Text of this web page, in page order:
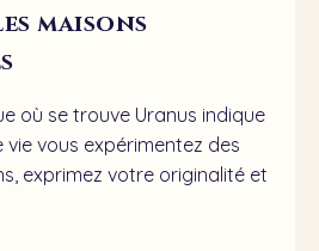
maisons
où se trouve Uranus indique
vous expérimentez des
exprimez votre originalité et